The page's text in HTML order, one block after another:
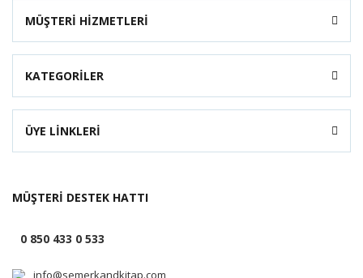
MÜŞTERİ HİZMETLERİ
KATEGORİLER
ÜYE LİNKLERİ
MÜŞTERİ DESTEK HATTI
0 850 433 0 533
info@semerkandkitap.com